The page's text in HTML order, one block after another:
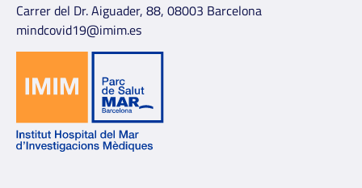
Carrer del Dr. Aiguader, 88, 08003 Barcelona
mindcovid19@imim.es